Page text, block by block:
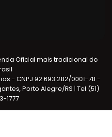
Oficial mais tradicional do
- CNPJ 92.693.282/0001-78 -
Porto Alegre/RS | Tel (51)
1777